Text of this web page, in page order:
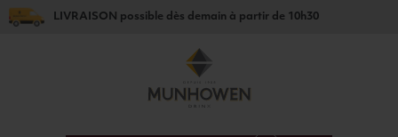
LIVRAISON possible dès demain à partir de 10h30